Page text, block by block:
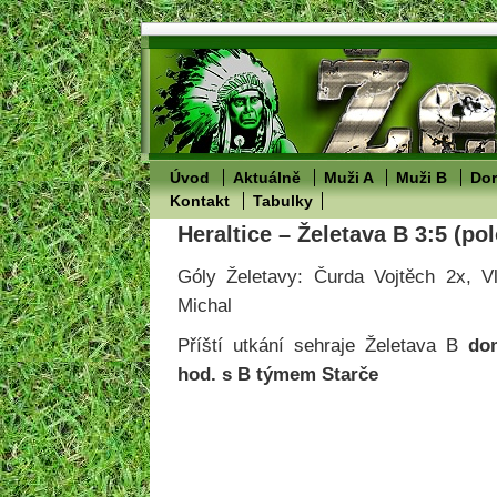
Úvod Aktuálně Muži A Muži B
Kontakt
Tabulky
Heraltice – Želetava B 3:5
Góly Želetavy: Čurda Vojtěch 2x,
Michal
Příští utkání sehraje Želetava B
hod. s B týmem Starče